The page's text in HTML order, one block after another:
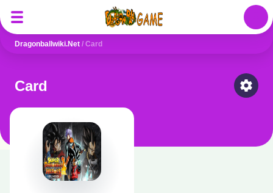
Dragonballwiki.net / Card
Card
Select